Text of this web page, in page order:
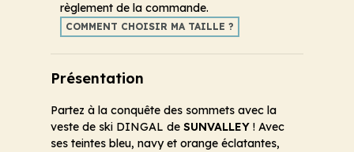
règlement de la commande.
COMMENT CHOISIR MA TAILLE ?
Présentation
Partez à la conquête des sommets avec la
veste de ski DINGAL de SUNVALLEY ! Avec
ses teintes bleu, navy et orange éclatantes,